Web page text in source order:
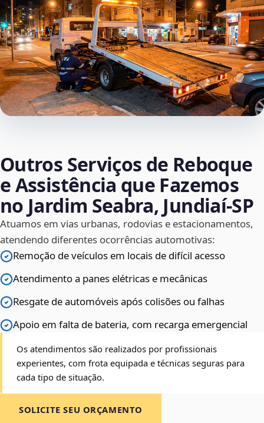
Outros Serviços de Reboque
e Assistência que Fazemos
no Jardim Seabra, Jundiaí‑SP
Atuamos em vias urbanas, rodovias e estacionamentos,
atendendo diferentes ocorrências automotivas:
Remoção de veículos em locais de difícil acesso
Atendimento a panes elétricas e mecânicas
Resgate de automóveis após colisões ou falhas
Apoio em falta de bateria, com recarga emergencial
Os atendimentos são realizados por profissionais
experientes, com frota equipada e técnicas seguras para
cada tipo de situação.
SOLICITE SEU ORÇAMENTO